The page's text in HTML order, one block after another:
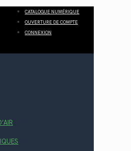
CATALOGUE NUMÉRIQUE
OUVERTURE DE COMPTE
CONNEXION